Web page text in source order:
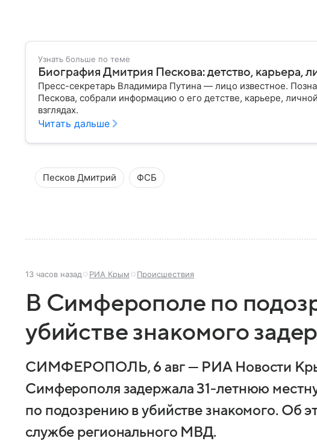
Узнать больше по теме
Биография Дмитрия Пескова: детство, карьера,
Пресс-секретарь Владимира Путина — лицо известное.
Пескова, собрали информацию о его детстве, карьере,
взглядах.
Читать дальше
Песков Дмитрий ФСБ
13 часов назад РИА Крым Происшествия
В Симферополе по
убийстве знакомого
СИМФЕРОПОЛЬ, 6 авг — РИА Новости
Симферополя задержала 31-летнюю
по подозрению в убийстве знакомого. Об
службе регионального МВД.